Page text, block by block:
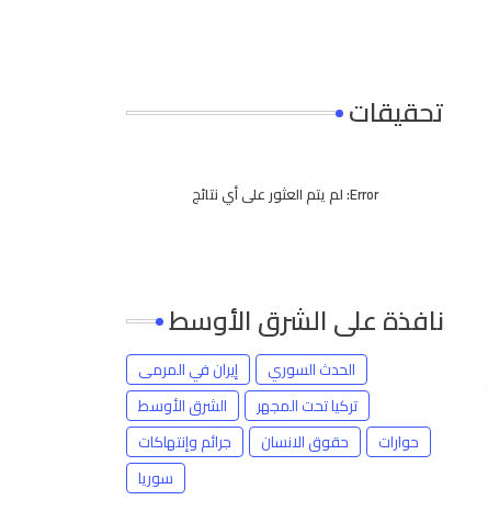
تحقيقات
Error: لم يتم العثور على أي نتائج
نافذة على الشرق الأوسط
إيران في المرمى
الحدث السوري
الشرق الأوسط
تركيا تحت المجهر
جرائم وإنتهاكات
حقوق الانسان
حوارات
سوريا